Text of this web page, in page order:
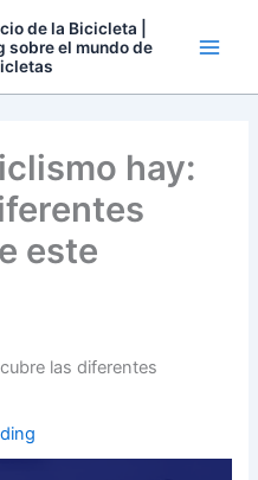
de la Bicicleta |
sobre el mundo de
hay:
este
las diferentes